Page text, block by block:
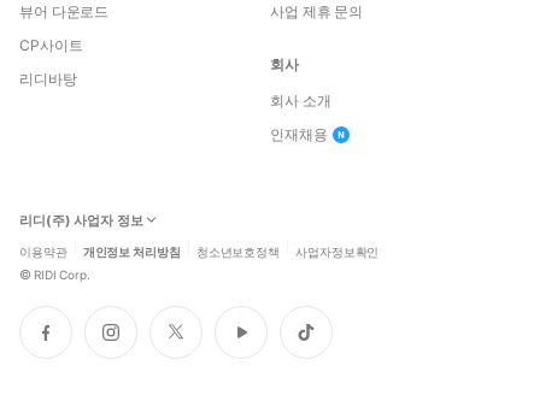
뷰어 다운로드
CP사이트
리디바탕
사업 제휴 문의
회사
회사 소개
인재채용
리디(주) 사업자 정보
이용약관 개인정보 처리방침 청소년보호정책 사업자정보확인
© RIDI Corp.
페
이
인
스
트
위
유
튜
틱
톡